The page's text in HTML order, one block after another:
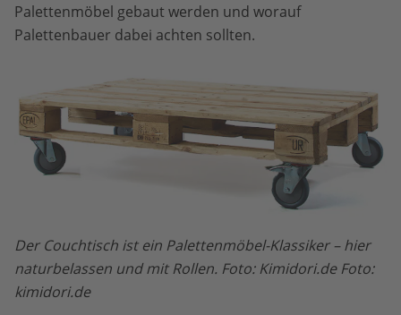
Palettenmöbel gebaut werden und worauf
Palettenbauer dabei achten sollten.
Der Couchtisch ist ein Palettenmöbel-Klassiker – hier
naturbelassen und mit Rollen. Foto: Kimidori.de Foto:
kimidori.de